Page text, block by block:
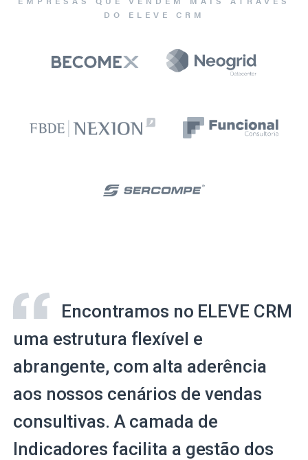
DO ELEVE CRM
Encontramos no ELEVE CRM
uma estrutura flexível e
abrangente, com alta aderência
aos nossos cenários de vendas
consultivas. A camada de
Indicadores facilita a gestão dos